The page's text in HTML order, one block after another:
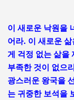
이 새로운 낙원을
어라. 이 새로운
게 걱정 없는 삶을
부족한 것이 없으
광스러운 왕국을
는 귀중한 보석을